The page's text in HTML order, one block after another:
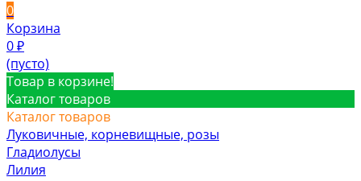
0
Корзина
0 ₽
(пусто)
Товар в корзине!
Каталог товаров
Каталог товаров
Луковичные, корневищные, розы
Гладиолусы
Лилия